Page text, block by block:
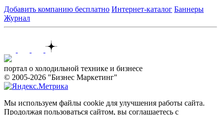
Добавить компанию бесплатно Интернет-каталог Баннеры
Журнал
портал о холодильной технике и бизнесе
© 2005-2026 "Бизнес Маркетинг"
Мы используем файлы cookie для улучшения работы сайта.
Продолжая пользоваться сайтом, вы соглашаетесь с